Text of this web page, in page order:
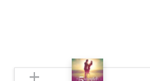
kapcsolati készségek